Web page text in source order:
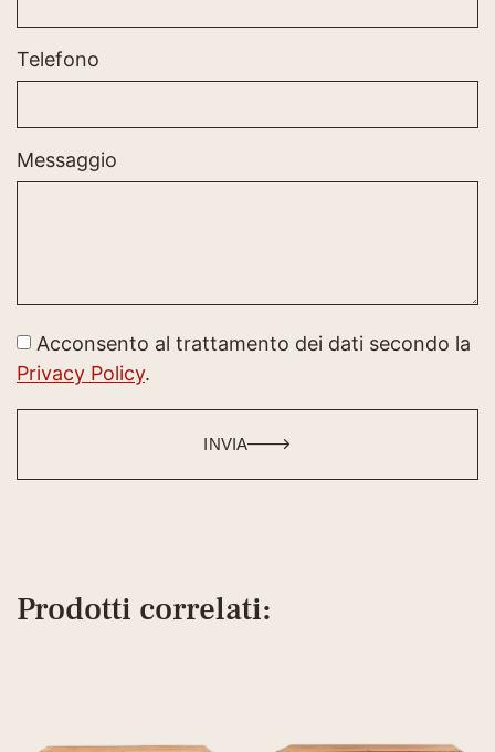
Telefono
Messaggio
Acconsento al trattamento dei dati secondo la
Privacy Policy.
INVIA
Prodotti correlati: